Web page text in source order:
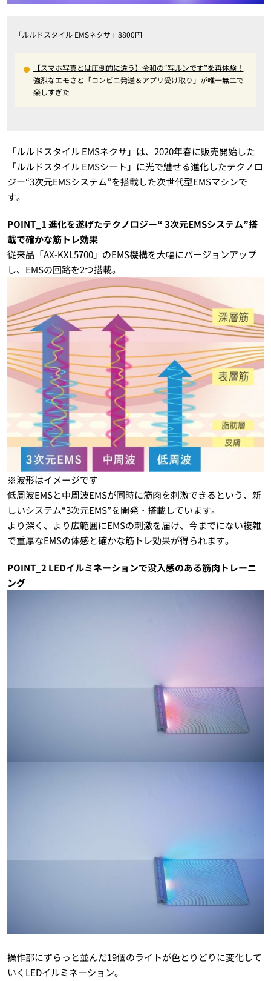
「ルルドスタイル EMSネクサ」8800円
【スマホ写真とは圧倒的に違う】令和の“写ルンです”を再体験！
強烈なエモさと「コンビニ発送＆アプリ受け取り」が唯一無二で
楽しすぎた
「ルルドスタイル EMSネクサ」は、2020年春に販売開始した
「ルルドスタイル EMSシート」に光で魅せる進化したテクノロ
ジー“3次元EMSシステム”を搭載した次世代型EMSマシンで
す。
POINT_1 進化を遂げたテクノロジー“ 3次元EMSシステム”搭
載で確かな筋トレ効果
従来品「AX-KXL5700」のEMS機構を大幅にバージョンアップ
し、EMSの回路を2つ搭載。
※波形はイメージです
低周波EMSと中周波EMSが同時に筋肉を刺激できるという、新
しいシステム“3次元EMS”を開発・搭載しています。
より深く、より広範囲にEMSの刺激を届け、今までにない複雑
で重厚なEMSの体感と確かな筋トレ効果が得られます。
POINT_2 LEDイルミネーションで没入感のある筋肉トレーニ
ング
操作部にずらっと並んだ19個のライトが色とりどりに変化して
いくLEDイルミネーション。